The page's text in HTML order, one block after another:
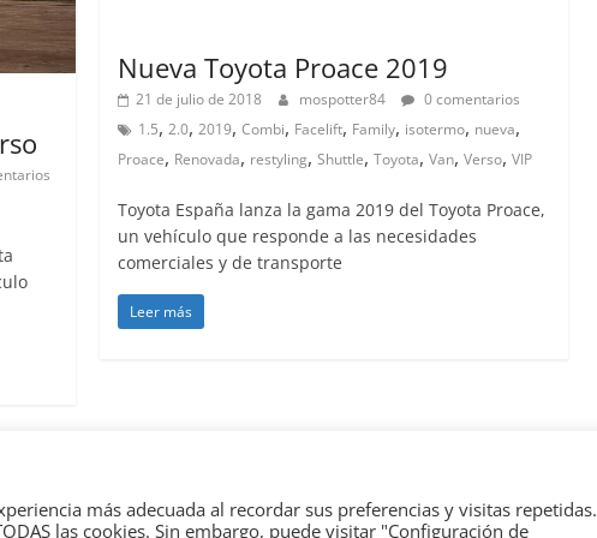
Nueva Toyota Proace 2019
21 de julio de 2018 mospotter84
0 comentarios
1.5,2.0,2019,Combi, Facelift, Family, isotermo, nueva,
Proace, Renovada, restyling,Shuttle,Toyota,Van,Verso,VIP
Toyota España lanza la gama 2019 del Toyota Proace,
un vehículo que responde a las necesidades
comerciales y de transporte
Leer más
derechos reservados.
.
más adecuada al recordar sus preferencias y visitas repetidas.
las cookies. Sin embargo, puede visitar "Configuración de